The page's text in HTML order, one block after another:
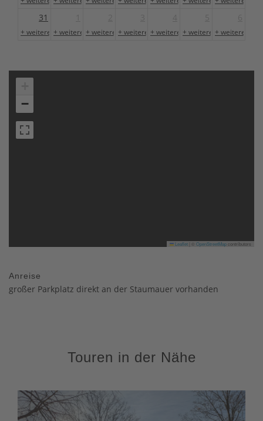
31
+ weitere 1+ weitere 1+ weitere 1+ weitere 1+ weitere 1+ weitere 1+ weitere 1
−
Leaflet OpenStreetMapcontributors
Anreise
großer Parkplatz direkt an der Staumauer vorhanden
Touren in der Nähe